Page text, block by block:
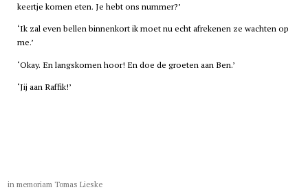
keertje komen eten. Je hebt ons nummer?’
‘Ik zal even bellen binnenkort ik moet nu echt afrekenen ze wachten op
me.’
‘Okay. En langskomen hoor! En doe de groeten aan Ben.’
‘Jij aan Raffik!’
in memoriam Tomas Lieske